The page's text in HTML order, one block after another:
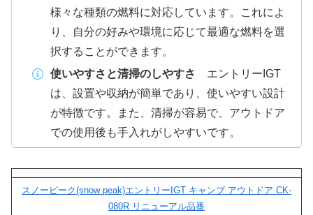
様々な種類の燃料に対応しています。これによ
り、自分の好みや環境に応じて最適な燃料を選
択することができます。
使いやすさと清掃のしやすさ
エントリーIGT
は、設置や収納が簡単であり、使いやすい設計
が特徴です。また、清掃が容易で、アウトドア
での使用後も手入れがしやすいです。
スノーピーク(snow peak)エントリーIGT キャンプ アウトドア CK-
080R リニューアル品番